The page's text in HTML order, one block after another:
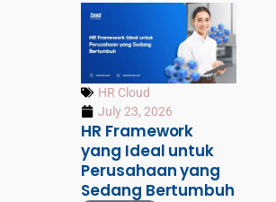
HR Cloud
July 23, 2026
HR Framework
yang Ideal untuk
Perusahaan yang
Sedang Bertumbuh